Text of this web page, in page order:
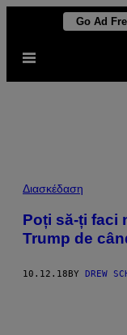
content
Go Ad
Open
Διασκέδαση
Poți să-ți faci
Trump de
10.12.18 BY DREW